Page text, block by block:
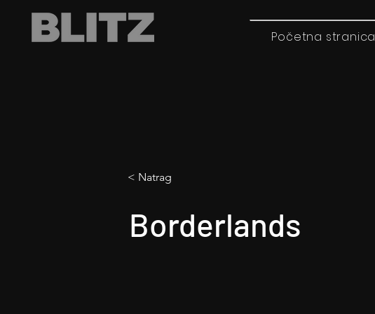
Početna stranica
< Natrag
Borderlands